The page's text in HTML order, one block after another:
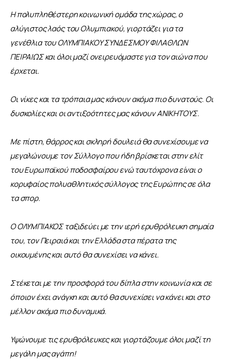
Η πολυπληθέστερη κοινωνική ομάδα της χώρας, ο
αλύγιστος λαός του Ολυμπιακού, γιορτάζει για τα
γενέθλια του ΟΛΥΜΠΙΑΚΟΥ ΣΥΝΔΕΣΜΟΥ ΦΙΛΑΘΛΩΝ
ΠΕΙΡΑΙΩΣ και όλοι μαζί ονειρευόμαστε για τον αιώνα που
έρχεται.
Οι νίκες και τα τρόπαια μας κάνουν ακόμα πιο δυνατούς. Οι
δυσκολίες και οι αντιξοότητες μας κάνουν ΑΝΙΚΗΤΟΥΣ.
Με πίστη, θάρρος και σκληρή δουλειά θα συνεχίσουμε να
μεγαλώνουμε τον Σύλλογο που ήδη βρίσκεται στην ελίτ
του Ευρωπαϊκού ποδοσφαίρου ενώ ταυτόχρονα είναι ο
κορυφαίος πολυαθλητικός σύλλογος της Ευρώπης σε όλα
τα σπορ.
Ο ΟΛΥΜΠΙΑΚΟΣ ταξιδεύει με την ιερή ερυθρόλευκη σημαία
του, τον Πειραιά και την Ελλάδα στα πέρατα της
οικουμένης και αυτό θα συνεχίσει να κάνει.
Στέκεται με την προσφορά του δίπλα στην κοινωνία και σε
όποιον έχει ανάγκη και αυτό θα συνεχίσει να κάνει και στο
μέλλον ακόμα πιο δυναμικά.
Υψώνουμε τις ερυθρόλευκες και γιορτάζουμε όλοι μαζί τη
μεγάλη μας αγάπη!